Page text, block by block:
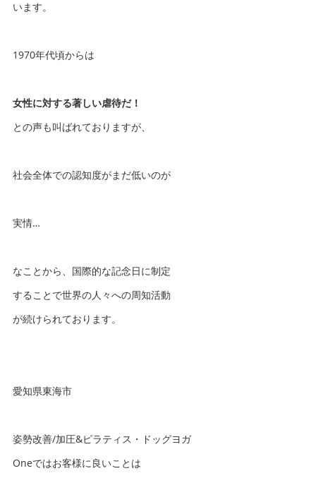
います。
1970年代頃からは
女性に対する著しい虐待だ！
との声も叫ばれておりますが、
社会全体での認知度がまだ低いのが
実情…
なことから、国際的な記念日に制定
することで世界の人々への周知活動
が続けられております。
愛知県東海市
姿勢改善/加圧&ピラティス・ドッグヨガ
Oneではお客様に良いことは